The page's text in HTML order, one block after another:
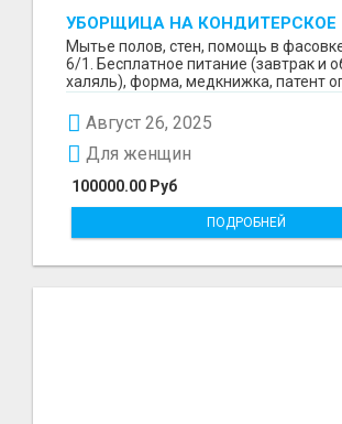
УБОРЩИЦА НА КОНДИТЕРСКОЕ
ПРОИЗВОДСТВО (МАРЬИНО/
Мытье полов, стен, помощь в
6/1. Бесплатное питание (завтрак и
халяль), форма, медкнижка, патент
Август 26, 2025
100000.00 Руб
Для женщин
ПОДРОБНЕЙ